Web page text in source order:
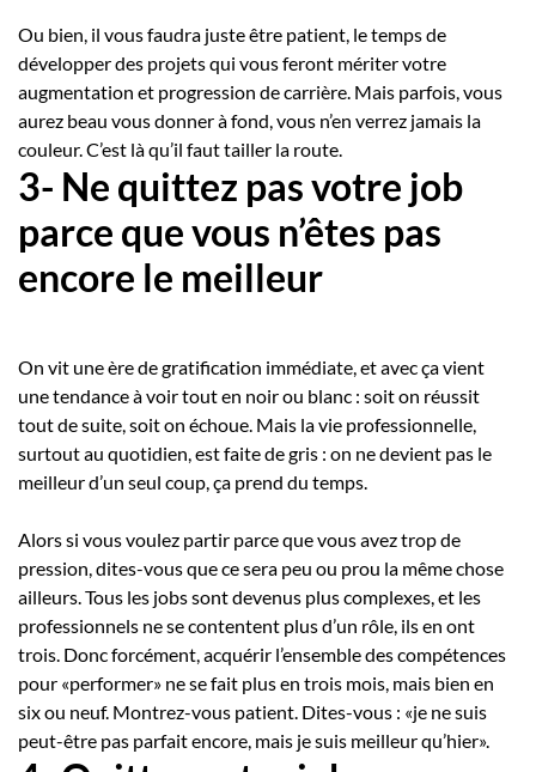
Ou bien, il vous faudra juste être patient, le temps de
développer des projets qui vous feront mériter votre
augmentation et progression de carrière. Mais parfois, vous
aurez beau vous donner à fond, vous n’en verrez jamais la
couleur. C’est là qu’il faut tailler la route.
3- Ne quittez pas votre job
parce que vous n’êtes pas
encore le meilleur
On vit une ère de gratification immédiate, et avec ça vient
une tendance à voir tout en noir ou blanc : soit on réussit
tout de suite, soit on échoue. Mais la vie professionnelle,
surtout au quotidien, est faite de gris : on ne devient pas le
meilleur d’un seul coup, ça prend du temps.
Alors si vous voulez partir parce que vous avez trop de
pression, dites-vous que ce sera peu ou prou la même chose
ailleurs. Tous les jobs sont devenus plus complexes, et les
professionnels ne se contentent plus d’un rôle, ils en ont
trois. Donc forcément, acquérir l’ensemble des compétences
pour «performer» ne se fait plus en trois mois, mais bien en
six ou neuf. Montrez-vous patient. Dites-vous : «je ne suis
peut-être pas parfait encore, mais je suis meilleur qu’hier».